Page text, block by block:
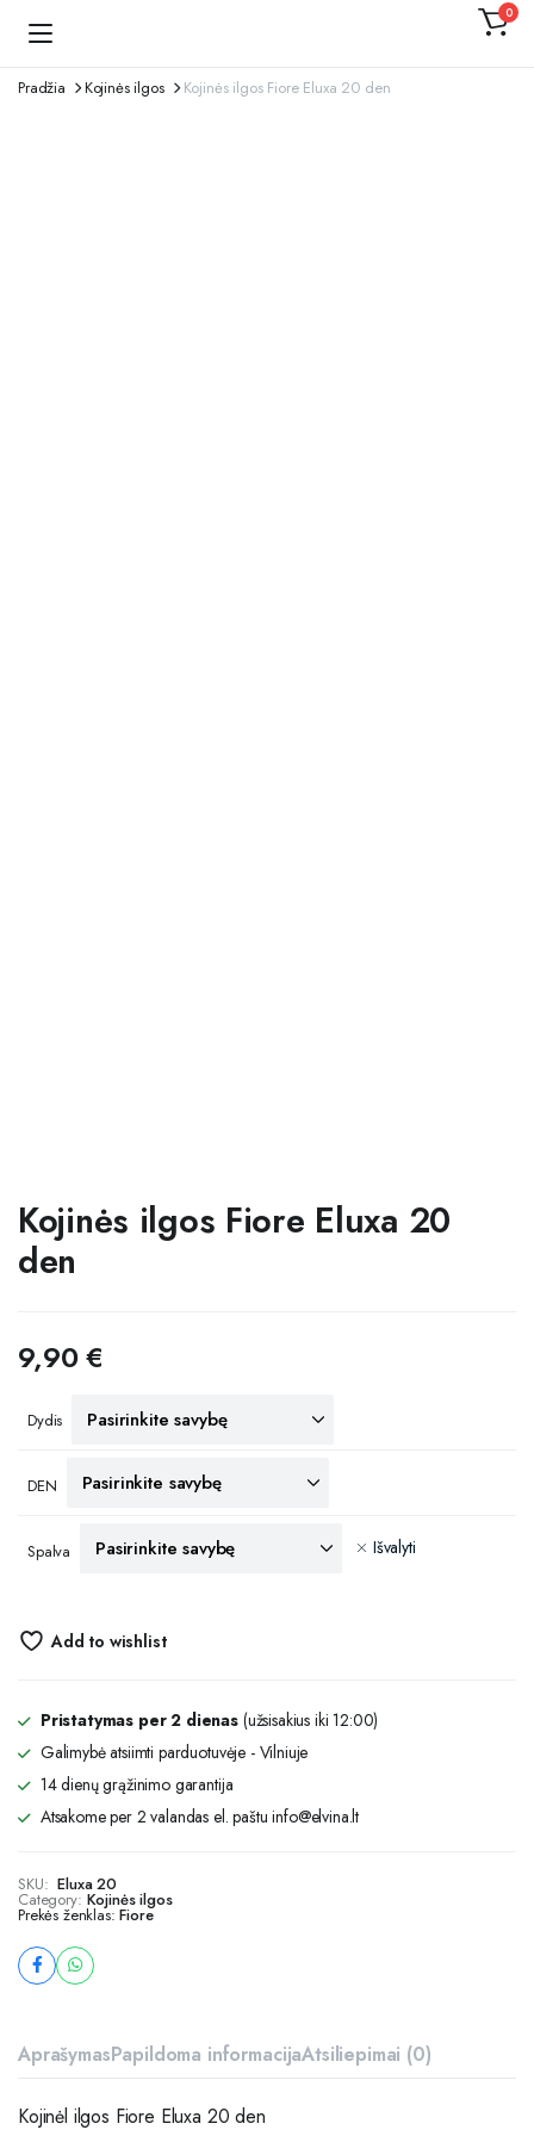
0
Pradžia Kojinės ilgos Kojinės ilgos Fiore Eluxa 20 den
Kojinės ilgos Fiore Eluxa 20
den
9,90€
Dydis
DEN
Spalva Išvalyti
Add to wishlist
Pristatymas per 2 dienas (užsisakius iki 12:00)
Galimybė atsiimti parduotuvėje - Vilniuje
14 dienų grąžinimo garantija
Atsakome per 2 valandas el. paštu info@elvina.lt
SKU: Eluxa 20
Category: Kojinės ilgos
Prekės ženklas:Fiore
AprašymasPapildoma informacijaAtsiliepimai (0)
Kojinėl ilgos Fiore Eluxa 20 den